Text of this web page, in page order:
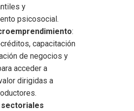
y
psicosocial.
:
capacitación
de negocios y
acceder a
dirigidas a
sectoriales